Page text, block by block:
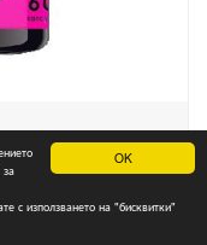
OK
с използването на "бисквитки"
на
и пред-
60 капсули